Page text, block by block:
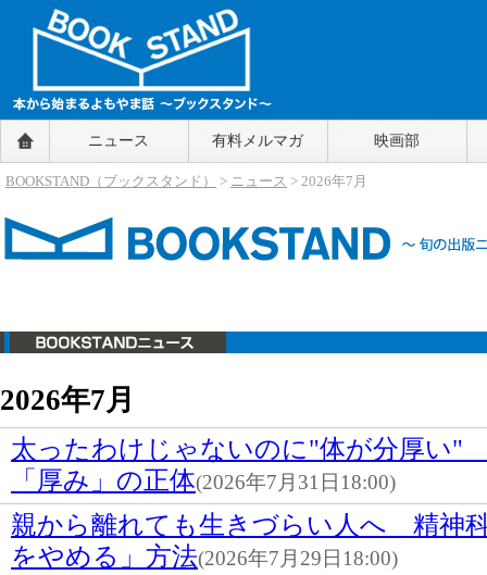
BOOKSTAND（ブックスタンド）
～本から始まるよもやま話～
BOOKSTAND（ブ
ニュース 有料メルマガ 映画部
BOOKSTAND（ブックスタンド） > ニュース > 2026年7月
2026年7月
太ったわけじゃないのに"体が分厚い"
「厚み」の正体(2026年7月31日18:00)
親から離れても生きづらい人へ 精神
をやめる」方法(2026年7月29日18:00)